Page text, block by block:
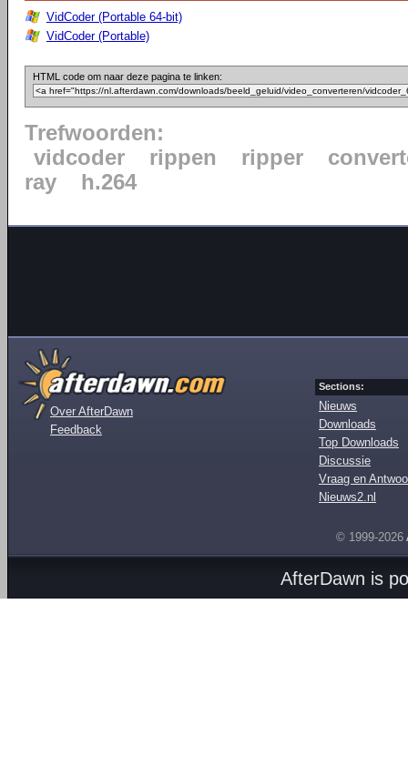
VidCoder (Portable 64-bit)
VidCoder (Portable)
HTML code om naar deze pagina te linken:
Trefwoorden:
vidcoder
rippen ripper
ray
h.264
Over AfterDawn
Feedback
Sections:
Nieuws
Downloads
Top Downloads
Discussie
Vraag en
Nieuws2.nl
© 1999-2026
AfterDawn is